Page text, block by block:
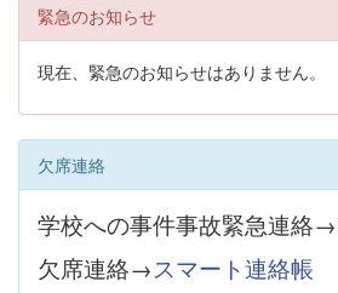
緊急のお知らせ
現在、緊急のお知らせはありません。
欠席連絡
学校への事件事故緊急連絡→
欠席連絡→スマート連絡帳